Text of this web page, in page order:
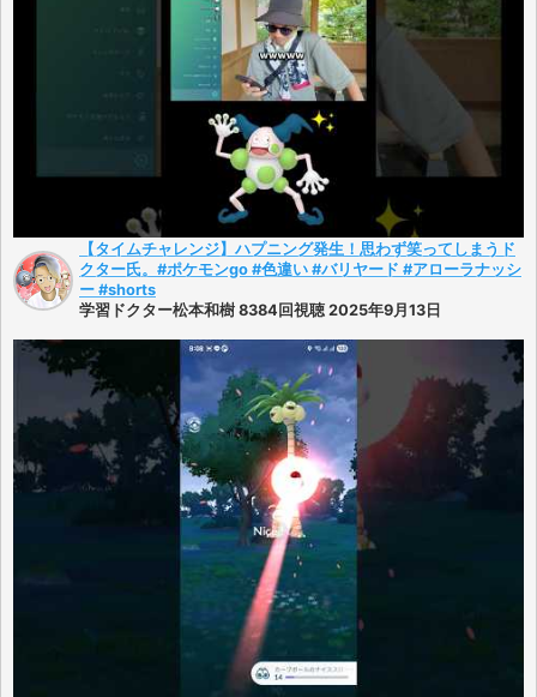
【タイムチャレンジ】ハプニング発生！思わず笑ってしまうド
クター氏。#ポケモンgo #色違い #バリヤード #アローラナッシ
ー #shorts
学習ドクター松本和樹 8384回視聴 2025年9月13日